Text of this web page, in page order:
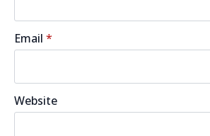
Email *
Website